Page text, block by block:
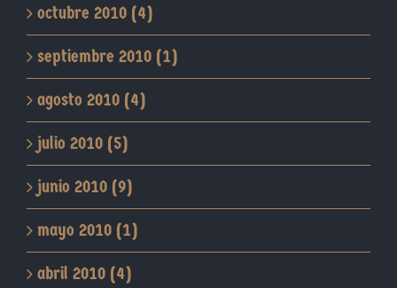
octubre 2010 (4)
septiembre 2010 (1)
agosto 2010 (4)
julio 2010 (5)
junio 2010 (9)
mayo 2010 (1)
abril 2010 (4)